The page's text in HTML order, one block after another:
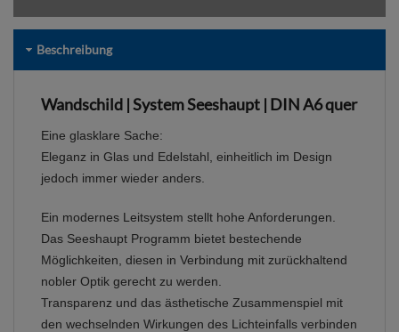
Beschreibung
Wandschild | System Seeshaupt | DIN A6 quer
Eine glasklare Sache:
Eleganz in Glas und Edelstahl, einheitlich im Design
jedoch immer wieder anders.
Ein modernes Leitsystem stellt hohe Anforderungen.
Das Seeshaupt Programm bietet bestechende
Möglichkeiten, diesen in Verbindung mit zurückhaltend
nobler Optik gerecht zu werden.
Transparenz und das ästhetische Zusammenspiel mit
den wechselnden Wirkungen des Lichteinfalls verbinden